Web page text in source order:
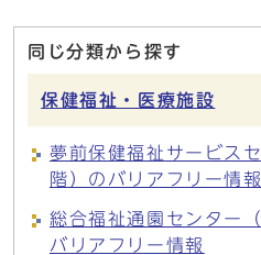
同じ分類から探す
保健福祉・医療施設
夢前保健福祉サービス
階）のバリアフリー情報
総合福祉通園センター
バリアフリー情報